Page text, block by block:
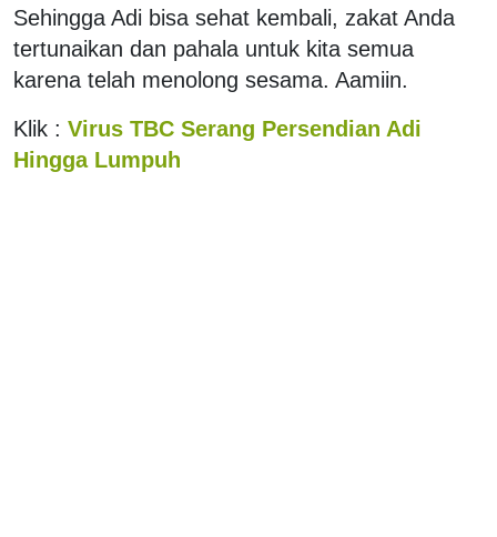
Sehingga Adi bisa sehat kembali, zakat Anda
tertunaikan dan pahala untuk kita semua
karena telah menolong sesama. Aamiin.
Klik : Virus TBC Serang Persendian Adi
Hingga Lumpuh